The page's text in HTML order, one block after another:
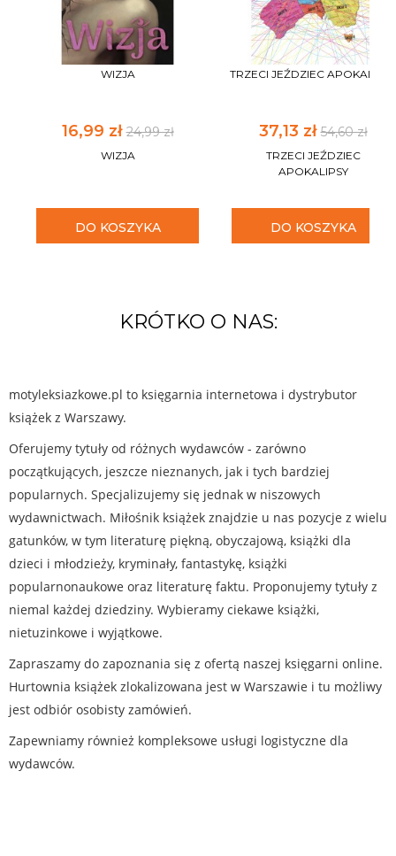
WIZJA
16,99 zł24,99 zł
WIZJA
DO KOSZYKA
TRZECI JEŹDZIEC APOKALIPSY
37,13 zł54,60 zł
TRZECI JEŹDZIEC
APOKALIPSY
DO KOSZYKA
KRÓTKO O NAS:
motyleksiazkowe.pl to księgarnia internetowa i dystrybutor
książek z Warszawy.
Oferujemy tytuły od różnych wydawców - zarówno
początkujących, jeszcze nieznanych, jak i tych bardziej
popularnych. Specjalizujemy się jednak w niszowych
wydawnictwach. Miłośnik książek znajdzie u nas pozycje z wielu
gatunków, w tym literaturę piękną, obyczajową, książki dla
dzieci i młodzieży, kryminały, fantastykę, książki
popularnonaukowe oraz literaturę faktu. Proponujemy tytuły z
niemal każdej dziedziny. Wybieramy ciekawe książki,
nietuzinkowe i wyjątkowe.
Zapraszamy do zapoznania się z ofertą naszej księgarni online.
Hurtownia książek zlokalizowana jest w Warszawie i tu możliwy
jest odbiór osobisty zamówień.
Zapewniamy również kompleksowe usługi logistyczne dla
wydawców.